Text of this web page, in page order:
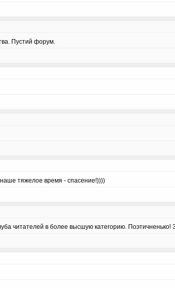
Пустий форум.
тяжелое время - спасение!))))
читателей в более высшую категорию. Поэтичненько!